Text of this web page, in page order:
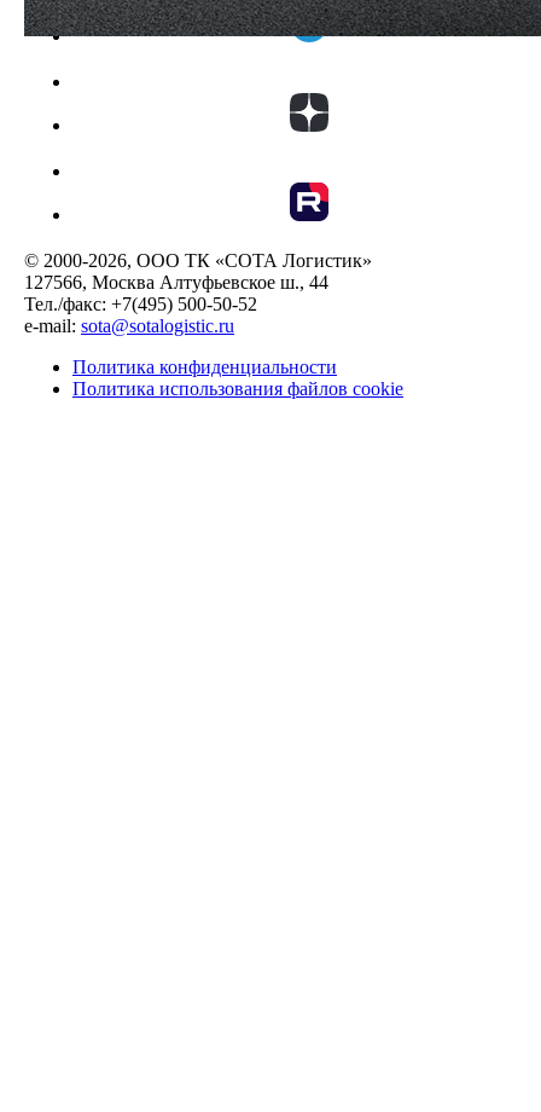
© 2000-2026, ООО ТК «СОТА Логистик»
127566, Москва Алтуфьевское ш., 44
Тел./факс: +7(495) 500-50-52
e-mail: sota@sotalogistic.ru
Политика конфиденциальности
Политика использования файлов cookie